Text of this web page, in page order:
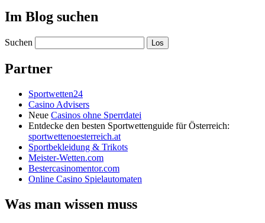
Im Blog suchen
Suchen
Partner
Sportwetten24
Casino Advisers
Neue Casinos ohne Sperrdatei
Entdecke den besten Sportwettenguide für Österreich:
sportwettenoesterreich.at
Sportbekleidung & Trikots
Meister-Wetten.com
Bestercasinomentor.com
Online Casino Spielautomaten
Was man wissen muss